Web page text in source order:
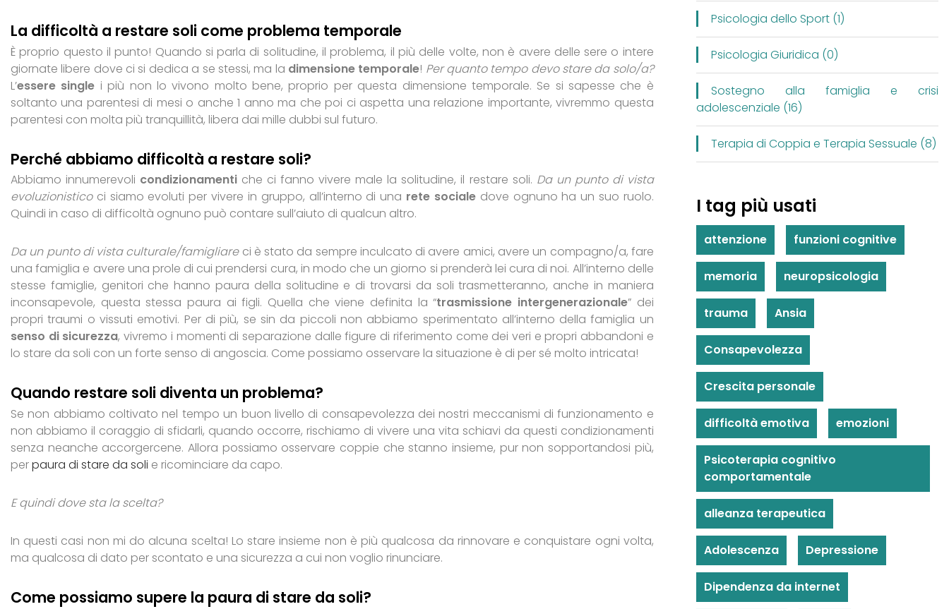
La difficoltà a restare soli come problema temporale
È proprio questo il punto! Quando si parla di solitudine, il problema, il più delle volte, non è avere delle sere o intere
giornate libere dove ci si dedica a se stessi, ma la dimensione temporale! Per quanto tempo devo stare da solo/a?
L’essere single i più non lo vivono molto bene, proprio per questa dimensione temporale. Se si sapesse che è
soltanto una parentesi di mesi o anche 1 anno ma che poi ci aspetta una relazione importante, vivremmo questa
parentesi con molta più tranquillità, libera dai mille dubbi sul futuro.
Perché abbiamo difficoltà a restare soli?
Abbiamo innumerevoli condizionamenti che ci fanno vivere male la solitudine, il restare soli. Da un punto di vista
evoluzionistico ci siamo evoluti per vivere in gruppo, all’interno di una rete socialedove ognuno ha un suo ruolo.
Quindi in caso di difficoltà ognuno può contare sull’aiuto di qualcun altro.
Da un punto di vista culturale/famigliareci è stato da sempre inculcato di avere amici, avere un compagno/a, fare
una famiglia e avere una prole di cui prendersi cura, in modo che un giorno si prenderà lei cura di noi. All’interno delle
stesse famiglie, genitori che hanno paura della solitudine e di trovarsi da soli trasmetteranno, anche in maniera
inconsapevole, questa stessa paura ai figli. Quella che viene definita la “trasmissione intergenerazionale” dei
propri traumi o vissuti emotivi. Per di più, se sin da piccoli non abbiamo sperimentato all’interno della famiglia un
senso di sicurezza, vivremo i momenti di separazione dalle figure di riferimento come dei veri e propri abbandoni e
lo stare da soli con un forte senso di angoscia. Come possiamo osservare la situazione è di per sé molto intricata!
Quando restare soli diventa un problema?
Se non abbiamo coltivato nel tempo un buon livello di consapevolezza dei nostri meccanismi di funzionamento e
non abbiamo il coraggio di sfidarli, quando occorre, rischiamo di vivere una vita schiavi da questi condizionamenti
senza neanche accorgercene. Allora possiamo osservare coppie che stanno insieme, pur non sopportandosi più,
perpaura di stare da soli e ricominciare da capo.
E quindi dove sta la scelta?
In questi casi non mi do alcuna scelta! Lo stare insieme non è più qualcosa da rinnovare e conquistare ogni volta,
ma qualcosa di dato per scontato e una sicurezza a cui non voglio rinunciare.
Come possiamo supere la paura di stare da soli?
Psicologia dello Sport (1)
Psicologia Giuridica (0)
Sostegno alla famiglia e crisi
adolescenziale (16)
Terapia di Coppia e Terapia Sessuale (8)
I tag più usati
attenzione funzioni cognitive
memoria neuropsicologia
trauma Ansia
Consapevolezza
Crescita personale
difficoltà emotiva emozioni
Psicoterapia cognitivo
comportamentale
alleanza terapeutica
Adolescenza Depressione
Dipendenza da internet